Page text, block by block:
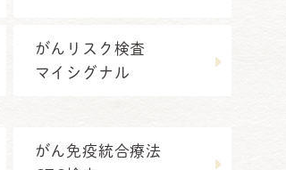
がんリスク検査
マイシグナル
がん免疫統合療法